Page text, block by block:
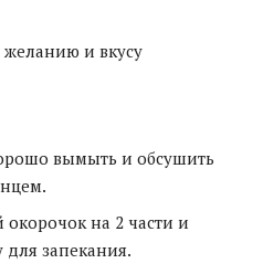
и вкусу
вымыть и обсушить
на 2 части и
запекания.